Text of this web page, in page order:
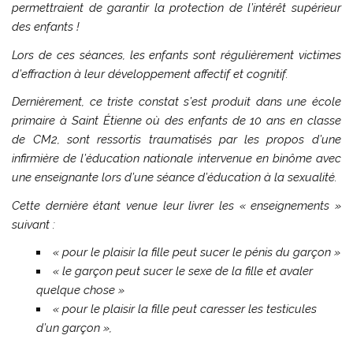
permettraient de garantir la protection de l’intérêt supérieur
des enfants !
Lors de ces séances, les enfants sont régulièrement victimes
d’effraction à leur développement affectif et cognitif.
Dernièrement, ce triste constat s’est produit dans une école
primaire à Saint Étienne où des enfants de 10 ans en classe
de CM2, sont ressortis traumatisés par les propos d’une
infirmière de l’éducation nationale intervenue en binôme avec
une enseignante lors d’une séance d’éducation à la sexualité.
Cette dernière étant venue leur livrer les « enseignements »
suivant :
« pour le plaisir la fille peut sucer le pénis du garçon »
« le garçon peut sucer le sexe de la fille et avaler
quelque chose »
« pour le plaisir la fille peut caresser les testicules
d’un garçon »,